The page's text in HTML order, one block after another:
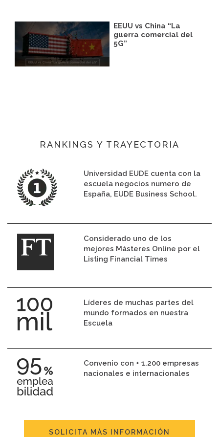
EEUU vs China “La
guerra comercial del
5G”
RANKINGS Y TRAYECTORIA
Universidad EUDE cuenta con la
escuela negocios numero de
España, EUDE Business School.
Considerado uno de los
mejores Másteres Online por el
Listing Financial Times
Líderes de muchas partes del
mundo formados en nuestra
Escuela
Convenio con + 1.200 empresas
nacionales e internacionales
SOLICITA MÁS INFORMACIÓN